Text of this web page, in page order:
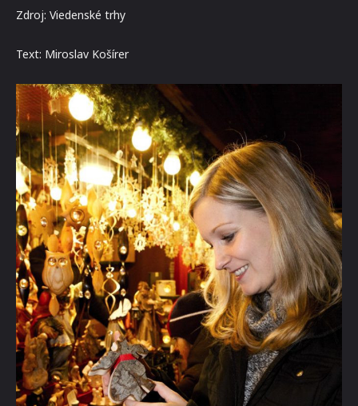
Zdroj: Viedenské trhy
Text: Miroslav Košírer